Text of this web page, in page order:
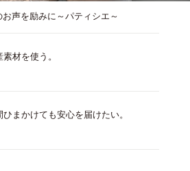
お声を励みに～パティシエ～
素材を使う。
ひまかけても安心を届けたい。